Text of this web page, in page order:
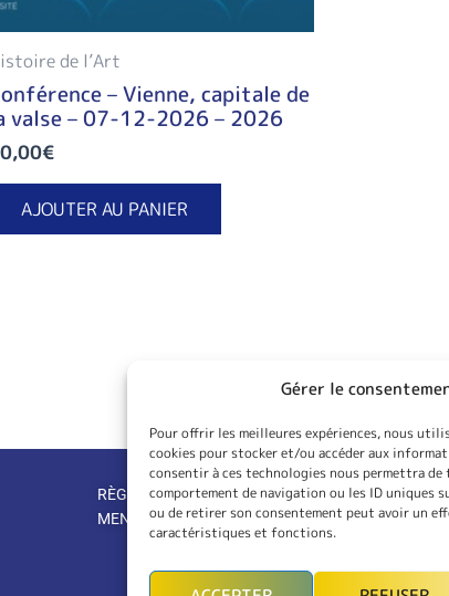
Gérer le
Pour offrir les meilleures expériences, nous
cookies pour stocker et/ou accéder aux
consentir à ces technologies nous permettra
comportement de navigation ou les ID uniques
ou de retirer son consentement peut avoir un
caractéristiques et fonctions.
de l’Art
– Vienne, capitale de
valse – 07-12-2026 – 2026
€
AJOUTER AU PANIER
RÈGLEMENT INTÉRIEUR
MENTIONS LÉGALES